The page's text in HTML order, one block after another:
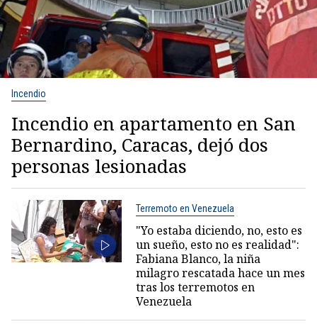
Incendio
Incendio en apartamento en San
Bernardino, Caracas, dejó dos
personas lesionadas
Terremoto en Venezuela
"Yo estaba diciendo, no, esto es
un sueño, esto no es realidad":
Fabiana Blanco, la niña
milagro rescatada hace un mes
tras los terremotos en
Venezuela